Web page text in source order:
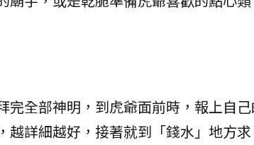
全部神明，到虎爺面前時，報上自
越詳細越好，接著就到「錢水」地方